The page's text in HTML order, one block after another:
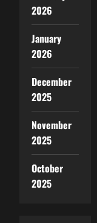
2026
January
2026
December
2025
November
2025
October
2025